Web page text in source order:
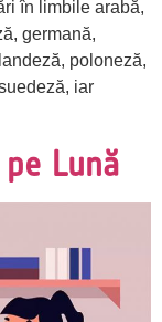
în limbile arabă,
germană,
poloneză,
iar
Lună